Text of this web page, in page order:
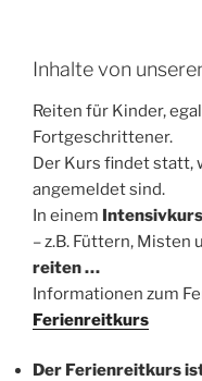
Inhalte von
Reiten für Kinder,
Fortgeschrittener.
Der Kurs findet statt,
angemeldet sind.
In einem Intensivkurs
– z.B. Füttern, Misten
reiten …
Informationen zum
Ferienreitkurs
Der Ferienreitkurs